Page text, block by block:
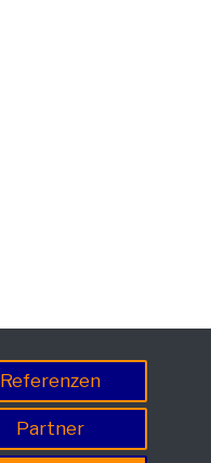
Referenzen
Partner